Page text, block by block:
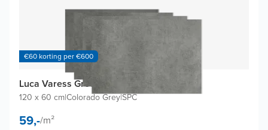
€60 korting per €600
Luca Varess Groovy wandtegels (4 tegels)
120 x 60 cm|Colorado Grey|SPC
59,-/m²